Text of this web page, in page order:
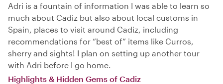
Adri is a fountain of information I was able to learn so
much about Cadiz but also about local customs in
Spain, places to visit around Cadiz, including
recommendations for “best of” items like Curros,
sherry and sights! I plan on setting up another tour
with Adri before I go home.
Highlights & Hidden Gems of Cadiz